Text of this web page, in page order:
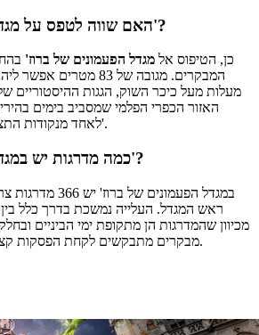
האם שווה לטפס על מגדל הפעמונים של ברוז'?
כן, הטיפוס אל מגדל הפעמונים של ברוז'
מעלות מעל כיכר השוק, הגגות ההיסטוריים
האזור הכפרי הפלמי שמסביב בימים
לאחד מנקודות התצפית הטובות ביותר בברוז'.
כמה מדרגות יש במגדל הפעמונים של ברוז'?
במגדל הפעמונים
מכיוון שהמדרגות הן מתקופת ימי הביניים
מבקרים מתבקשים לקחת הפסקות קצרות בזמן העלייה והירידה.